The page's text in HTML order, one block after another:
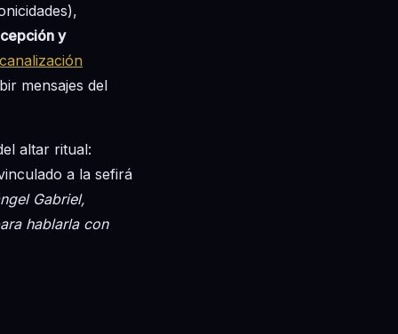
y
canalización
mensajes del
altar ritual:
a la sefirá
Gabriel,
hablarla con